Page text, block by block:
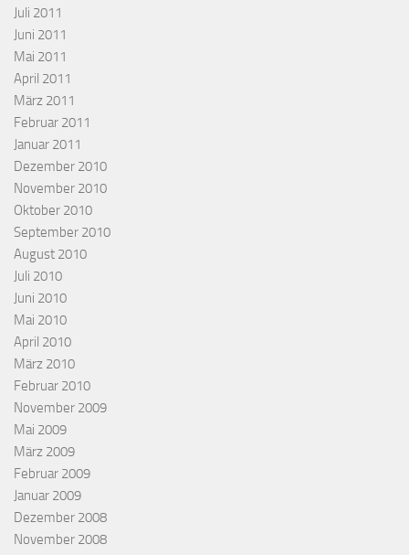
Juli 2011
Juni 2011
Mai 2011
April 2011
März 2011
Februar 2011
Januar 2011
Dezember 2010
November 2010
Oktober 2010
September 2010
August 2010
Juli 2010
Juni 2010
Mai 2010
April 2010
März 2010
Februar 2010
November 2009
Mai 2009
März 2009
Februar 2009
Januar 2009
Dezember 2008
November 2008